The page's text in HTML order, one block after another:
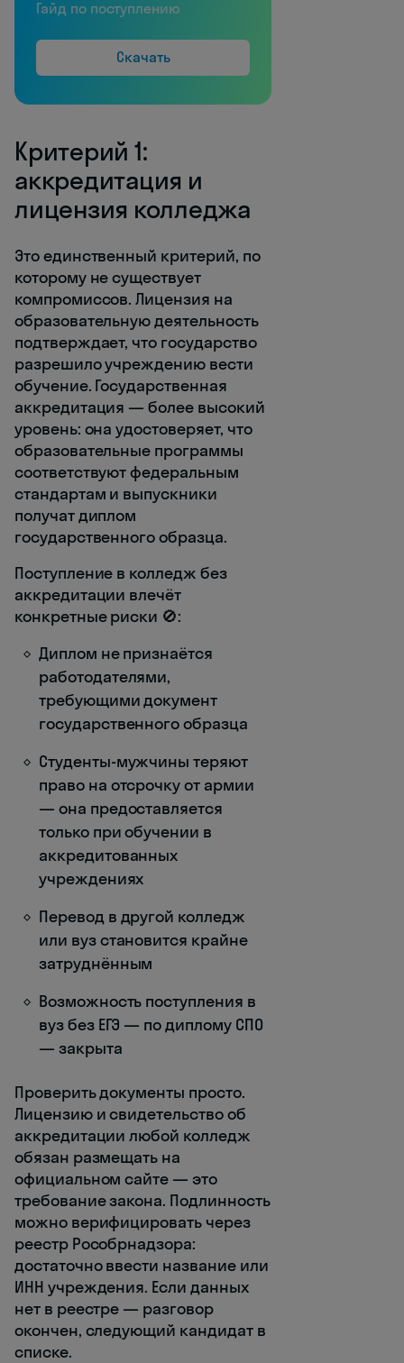
Гайд по поступлению
Скачать
Критерий 1:
аккредитация и
лицензия колледжа
Это единственный критерий, по
которому не существует
компромиссов. Лицензия на
образовательную деятельность
подтверждает, что государство
разрешило учреждению вести
обучение. Государственная
аккредитация — более высокий
уровень: она удостоверяет, что
образовательные программы
соответствуют федеральным
стандартам и выпускники
получат диплом
государственного образца.
Поступление в колледж без
аккредитации влечёт
конкретные риски 🚫:
Диплом не признаётся
работодателями,
требующими документ
государственного образца
Студенты-мужчины теряют
право на отсрочку от армии
— она предоставляется
только при обучении в
аккредитованных
учреждениях
Перевод в другой колледж
или вуз становится крайне
затруднённым
Возможность поступления в
вуз без ЕГЭ — по диплому СПО
— закрыта
Проверить документы просто.
Лицензию и свидетельство об
аккредитации любой колледж
обязан размещать на
официальном сайте — это
требование закона. Подлинность
можно верифицировать через
реестр Рособрнадзора:
достаточно ввести название или
ИНН учреждения. Если данных
нет в реестре — разговор
окончен, следующий кандидат в
списке.